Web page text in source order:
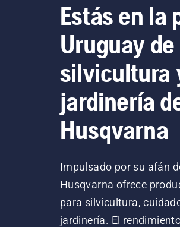
Estás en la
Uruguay de
silvicultura
jardinería
Husqvarna
Impulsado por su afán
Husqvarna ofrece
para silvicultura,
jardinería. El